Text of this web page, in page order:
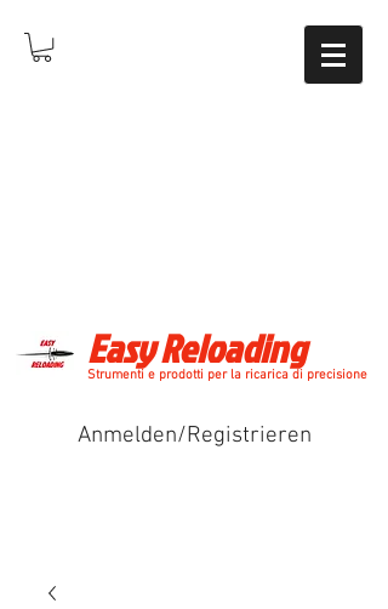
Easy Reloading
Strumenti e prodotti per la ricarica di precisione
Anmelden/Registrieren